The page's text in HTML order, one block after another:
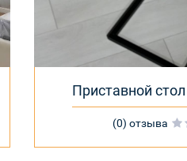
Приставной
(0) отзыва